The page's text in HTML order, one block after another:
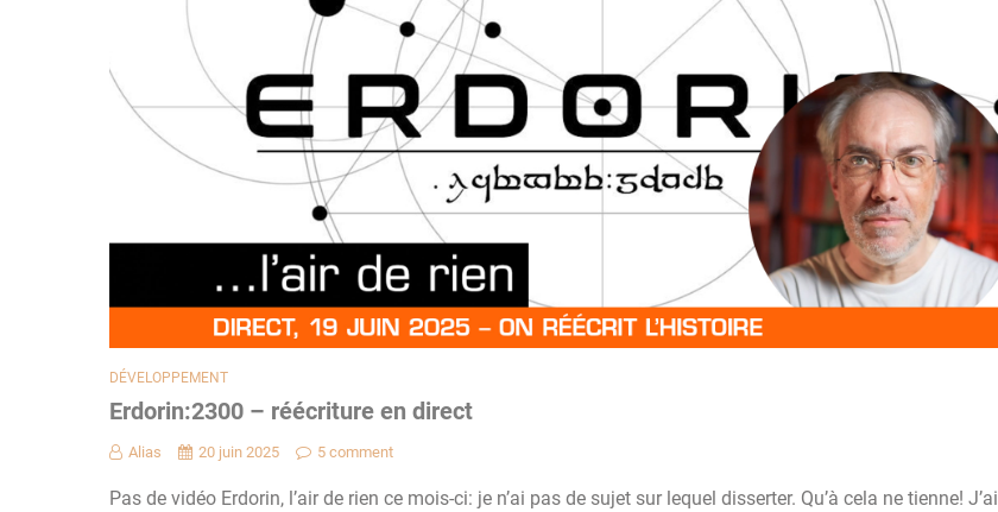
DÉVELOPPEMENT
Erdorin:2300 – réécriture en direct
Alias 20 juin 2025 5 comment
Pas de vidéo Erdorin, l’air de rien ce mois-ci: je n’ai pas de sujet sur lequel disserter. Qu’à cela ne tienne! J’ai